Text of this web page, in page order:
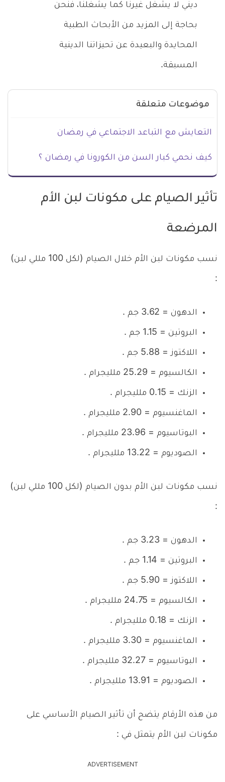
ديني لا يشغل غيرنا كما يشغلنا، فنحن
بحاجة إلى المزيد من الأبحاث الطبية
المحايدة والبعيدة عن تحيزاتنا الدينية
المسبقة.
موضوعات متعلقة
التعايش مع التباعد الاجتماعي في رمضان
كيف نحمي كبار السن من الكورونا في رمضان ؟
تأثير الصيام على مكونات لبن الأم
المرضعة
نسب مكونات لبن الأم خلال الصيام (لكل 100 مللي لبن)
:
الدهون = 3.62 جم .
البروتين = 1.15 جم .
اللاكتوز = 5.88 جم .
الكالسيوم = 25.29 ملليجرام .
الزنك = 0.15 ملليجرام .
الماغنسيوم = 2.90 ملليجرام .
البوتاسيوم = 23.96 ملليجرام .
الصوديوم = 13.22 ملليجرام .
نسب مكونات لبن الأم بدون الصيام (لكل 100 مللي لبن)
:
الدهون = 3.23 جم .
البروتين = 1.14 جم .
اللاكتوز = 5.90 جم .
الكالسيوم = 24.75 ملليجرام .
الزنك = 0.18 ملليجرام .
الماغنسيوم = 3.30 ملليجرام .
البوتاسيوم = 32.27 ملليجرام .
الصوديوم = 13.91 ملليجرام .
من هذه الأرقام يتضح أن تأثير الصيام الأساسي على
مكونات لبن الأم يتمثل في :
ADVERTISEMENT